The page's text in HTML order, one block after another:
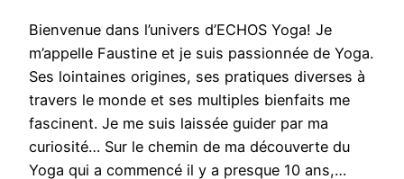
Bienvenue dans l’univers d’ECHOS Yoga! Je
m’appelle Faustine et je suis passionnée de Yoga.
Ses lointaines origines, ses pratiques diverses à
travers le monde et ses multiples bienfaits me
fascinent. Je me suis laissée guider par ma
curiosité… Sur le chemin de ma découverte du
Yoga qui a commencé il y a presque 10 ans,…